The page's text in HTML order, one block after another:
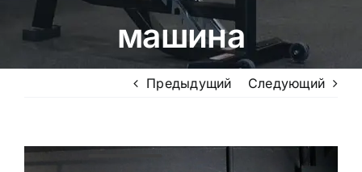
машина
Предыдущий Следующий